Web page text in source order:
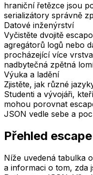
hraniční řetězce jsou
serializátory správně
Datové inženýrství
Vyčistěte dvojitě
agregátorů logů nebo
procházející více
nadbytečná zpětná
Výuka a ladění
Zjistěte, jak různé
Studenti a vývojáři,
mohou porovnat
JSON vedle sebe a
Přehled
Níže uvedená tabulka
a informaci o tom, zda